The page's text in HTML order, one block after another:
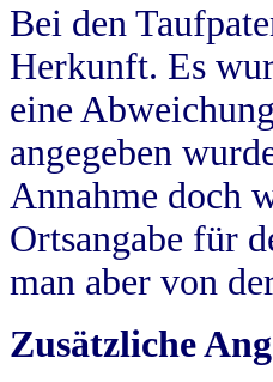
Bei den
Herkunft. Es
eine
angegeben
Annahme doch
Ortsangabe für
man aber von
Zusätzliche